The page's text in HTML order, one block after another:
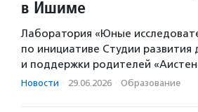
в Ишиме
Лаборатория «Юные
по инициативе Студии развития
и поддержки родителей
Новости · 29.06.2026 · Образование